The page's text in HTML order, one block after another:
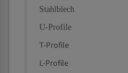
Stahlblech
U-Profile
T-Profile
L-Profile